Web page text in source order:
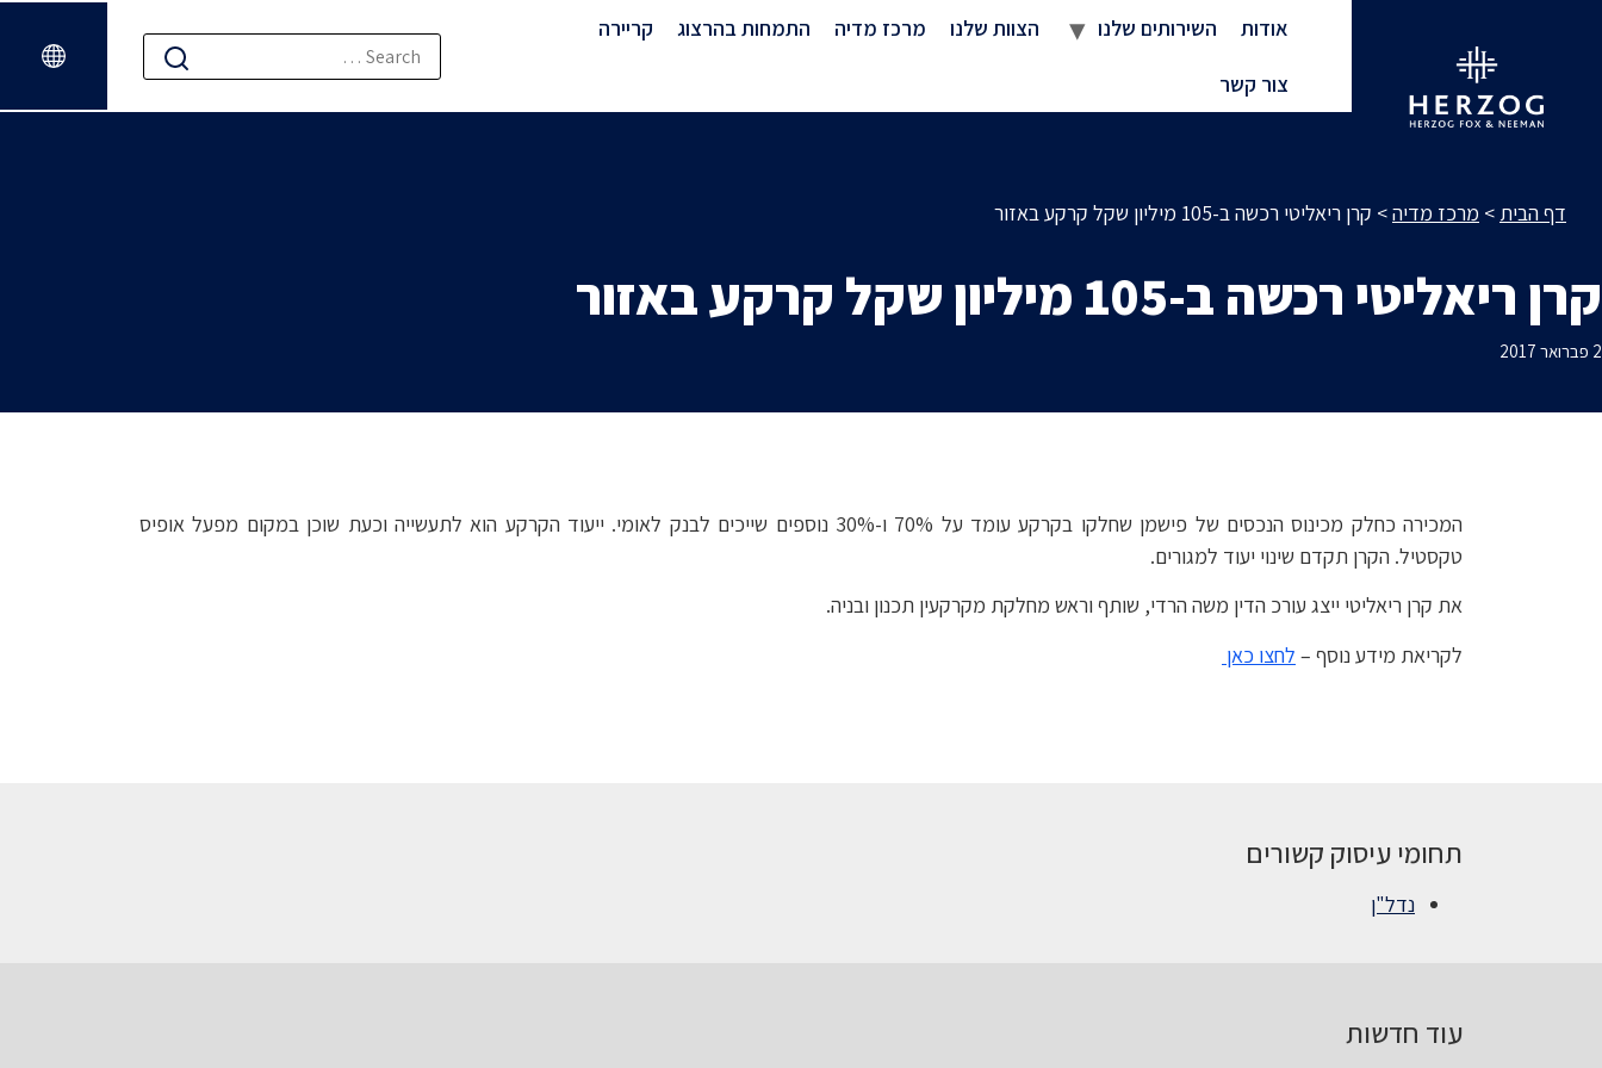
אודות השירותים שלנו הצוות שלנו מרכז מדיה התמחות בהרצוג קריירה
צור קשר
דף הבית > מרכז מדיה> קרן ריאליטי רכשה ב-105 מיליון שקל קרקע באזור
קרן ריאליטי רכשה ב-105 מיליון שקל קרקע באזור
2 פברואר 2017
המכירה כחלק מכינוס הנכסים של פישמן שחלקו בקרקע עומד על 70% ו-30% נוספים שייכים לבנק לאומי. ייעוד הקרקע הוא לתעשייה וכעת שוכן במקום מפעל אופיס
טקסטיל. הקרן תקדם שינוי יעוד למגורים.
את קרן ריאליטי ייצג עורכ הדין משה הרדי, שותף וראש מחלקת מקרקעין תכנון ובניה.
לקריאת מידע נוסף – לחצו כאן
תחומי עיסוק קשורים
נדל"ן
עוד חדשות